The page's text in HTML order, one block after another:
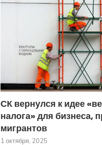
СК вернулся к идее
налога» для бизнеса,
мигрантов
1 октября, 2025